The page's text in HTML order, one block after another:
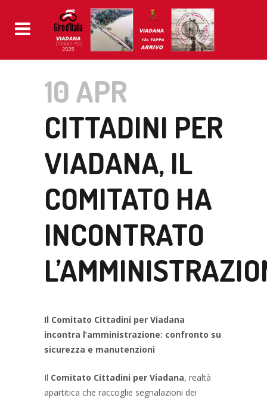
10 APR
CITTADINI PER
VIADANA, IL
COMITATO HA
INCONTRATO
Il Comitato Cittadini per Viadana
incontra l’amministrazione: confronto su
sicurezza e manutenzioni
Il Comitato Cittadini per Viadana, realtà
apartitica che raccoglie segnalazioni dei